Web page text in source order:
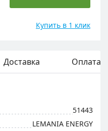
Купить в 1 клик
Доставка Оплата
51443
LEMANIA ENERGY